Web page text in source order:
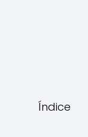
Índice